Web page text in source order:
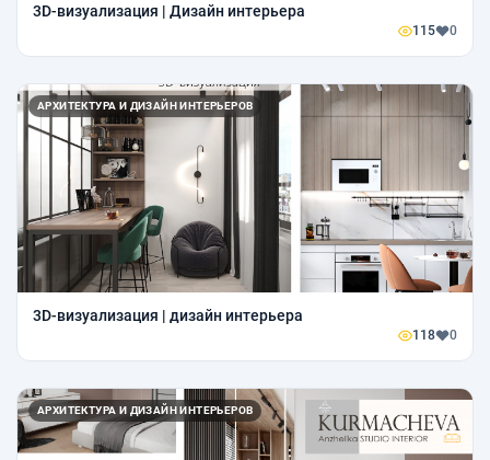
3D-визуализация | Дизайн интерьера
115 0
АРХИТЕКТУРА И ДИЗАЙН ИНТЕРЬЕРОВ
3D-визуализация | дизайн интерьера
118 0
АРХИТЕКТУРА И ДИЗАЙН ИНТЕРЬЕРОВ